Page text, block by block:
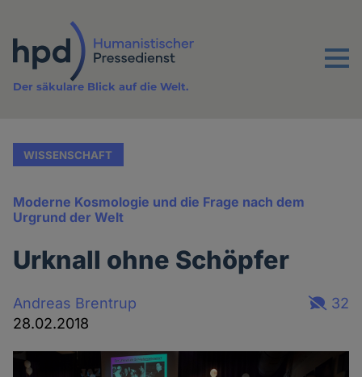
Inhalt
Menu
Der säkulare Blick auf die Welt.
WISSENSCHAFT
Moderne Kosmologie und die Frage nach dem
Urgrund der Welt
Urknall ohne Schöpfer
Andreas Brentrup
28.02.2018
32